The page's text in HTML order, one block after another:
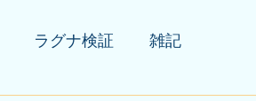
ラグナ検証 雑記